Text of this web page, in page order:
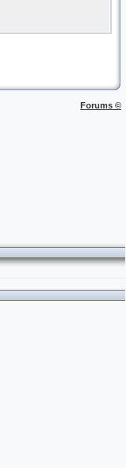
Forums ©